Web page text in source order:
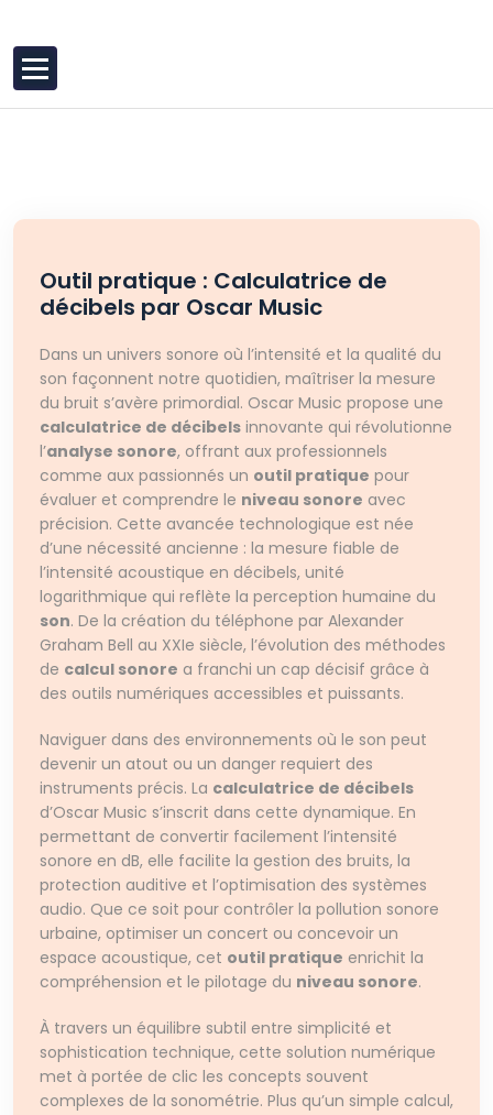
Outil pratique : Calculatrice de
décibels par Oscar Music
Dans un univers sonore où l’intensité et la qualité du
son façonnent notre quotidien, maîtriser la mesure
du bruit s’avère primordial. Oscar Music propose une
calculatrice de décibels innovante qui révolutionne
l’analyse sonore, offrant aux professionnels
comme aux passionnés un outil pratique pour
évaluer et comprendre le niveau sonore avec
précision. Cette avancée technologique est née
d’une nécessité ancienne : la mesure fiable de
l’intensité acoustique en décibels, unité
logarithmique qui reflète la perception humaine du
son. De la création du téléphone par Alexander
Graham Bell au XXIe siècle, l’évolution des méthodes
de calcul sonore a franchi un cap décisif grâce à
des outils numériques accessibles et puissants.
Naviguer dans des environnements où le son peut
devenir un atout ou un danger requiert des
instruments précis. La calculatrice de décibels
d’Oscar Music s’inscrit dans cette dynamique. En
permettant de convertir facilement l’intensité
sonore en dB, elle facilite la gestion des bruits, la
protection auditive et l’optimisation des systèmes
audio. Que ce soit pour contrôler la pollution sonore
urbaine, optimiser un concert ou concevoir un
espace acoustique, cet outil pratique enrichit la
compréhension et le pilotage du niveau sonore.
À travers un équilibre subtil entre simplicité et
sophistication technique, cette solution numérique
met à portée de clic les concepts souvent
complexes de la sonométrie. Plus qu’un simple calcul,